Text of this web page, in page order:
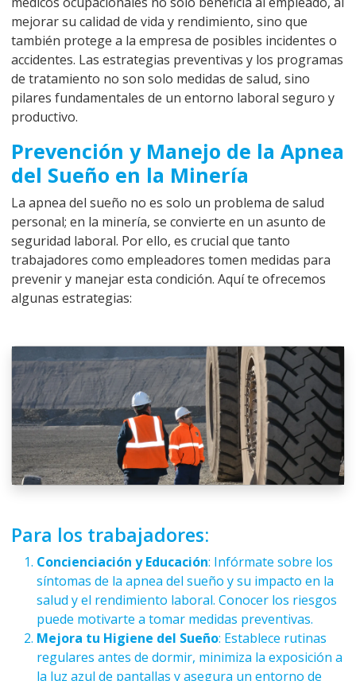
mejorar su calidad de vida y rendimiento, sino que
también protege a la empresa de posibles incidentes o
accidentes. Las estrategias preventivas y los programas
de tratamiento no son solo medidas de salud, sino
pilares fundamentales de un entorno laboral seguro y
productivo.
Prevención y Manejo de la Apnea
del Sueño en la Minería
La apnea del sueño no es solo un problema de salud
personal; en la minería, se convierte en un asunto de
seguridad laboral. Por ello, es crucial que tanto
trabajadores como empleadores tomen medidas para
prevenir y manejar esta condición. Aquí te ofrecemos
algunas estrategias:
Para los trabajadores:
Concienciación y Educación: Infórmate sobre los
síntomas de la apnea del sueño y su impacto en la
salud y el rendimiento laboral. Conocer los riesgos
puede motivarte a tomar medidas preventivas.
Mejora tu Higiene del Sueño: Establece rutinas
regulares antes de dormir, minimiza la exposición a
la luz azul de pantallas y asegura un entorno de